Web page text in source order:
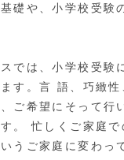
礎や、小学校受験
では、小学校受験
す。言 語、巧緻性
ご希望にそって行
。 忙しくご家庭で
うご家庭に変わっ